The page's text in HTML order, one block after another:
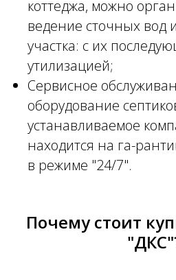
коттеджа, можно
ведение сточных вод
участка: с их
утилизацией;
Сервисное
оборудование
устанавливаемое
находится на га-
в режиме "24/7".
Почему стоит